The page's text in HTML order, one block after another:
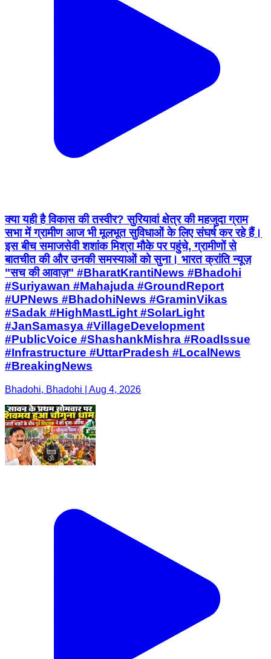
क्या यही है विकास की तस्वीर? सुरियावां क्षेत्र की महजुदा ग्राम
सभा में ग्रामीण आज भी मूलभूत सुविधाओं के लिए संघर्ष कर रहे हैं।
इस बीच समाजसेवी शशांक मिश्रा मौके पर पहुंचे, ग्रामीणों से
बातचीत की और उनकी समस्याओं को सुना। भारत क्रांति न्यूज़
"सच की आवाज़" #BharatKrantiNews #Bhadohi
#Suriyawan #Mahajuda #GroundReport
#UPNews #BhadohiNews #GraminVikas
#Sadak #HighMastLight #SolarLight
#JanSamasya #VillageDevelopment
#PublicVoice #ShashankMishra #RoadIssue
#Infrastructure #UttarPradesh #LocalNews
#BreakingNews
Bhadohi, Bhadohi | Aug 4, 2026